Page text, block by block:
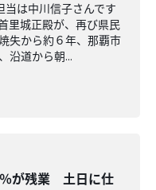
当は中川信子さんです
里城正殿が、再び県民
失から約６年、那覇市
沿道から朝...
が残業 土日に仕